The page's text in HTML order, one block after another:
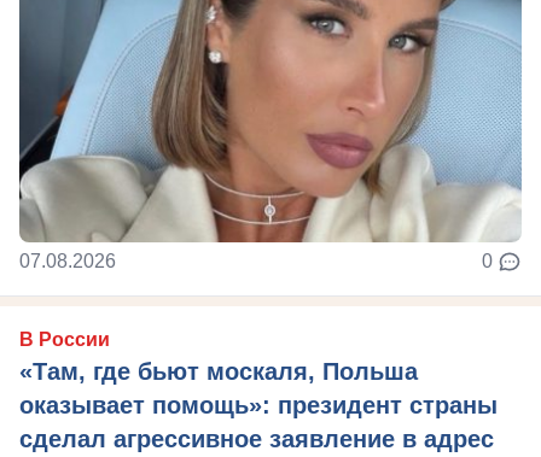
07.08.2026 0
В России
«Там, где бьют москаля, Польша
оказывает помощь»: президент страны
сделал агрессивное заявление в адрес